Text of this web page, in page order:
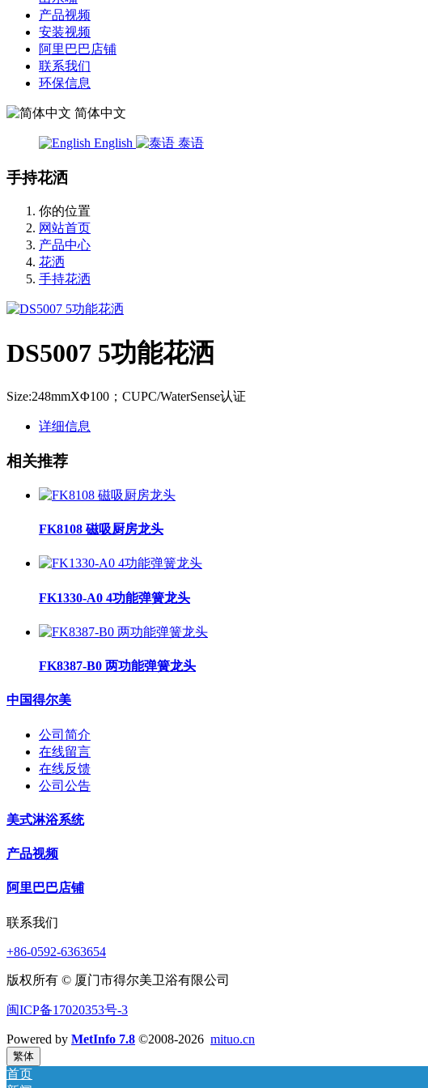
产品视频
安装视频
阿里巴巴店铺
联系我们
环保信息
简体中文
English 泰语
手持花洒
你的位置
网站首页
产品中心
花洒
手持花洒
DS5007 5功能花洒
Size:248mmXΦ100；CUPC/WaterSense认证
详细信息
相关推荐
FK8108 磁吸厨房龙头
FK1330-A0 4功能弹簧龙头
FK8387-B0 两功能弹簧龙头
中国得尔美
公司简介
在线留言
在线反馈
公司公告
美式淋浴系统
产品视频
阿里巴巴店铺
联系我们
+86-0592-6363654
版权所有 © 厦门市得尔美卫浴有限公司
闽ICP备17020353号-3
Powered by MetInfo 7.8 ©2008-2026 mituo.cn
繁体
首页